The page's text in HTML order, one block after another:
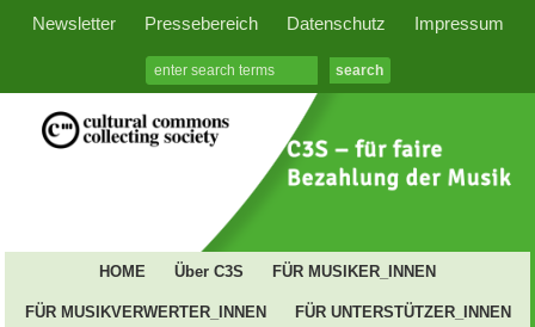
Newsletter Pressebereich Datenschutz Impressum
HOME Über C3S FÜR MUSIKER_INNEN
FÜR MUSIKVERWERTER_INNEN FÜR UNTERSTÜTZER_INNEN